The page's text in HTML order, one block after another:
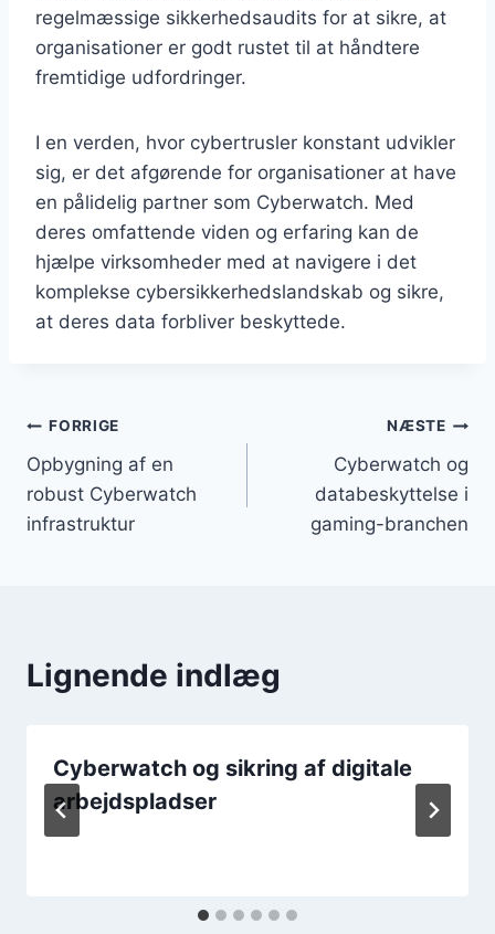
regelmæssige sikkerhedsaudits for at sikre, at
organisationer er godt rustet til at håndtere
fremtidige udfordringer.
I en verden, hvor cybertrusler konstant udvikler
sig, er det afgørende for organisationer at have
en pålidelig partner som Cyberwatch. Med
deres omfattende viden og erfaring kan de
hjælpe virksomheder med at navigere i det
komplekse cybersikkerhedslandskab og sikre,
at deres data forbliver beskyttede.
Indlægsnavigation
FORRIGE
Opbygning af en
robust Cyberwatch
infrastruktur
NÆSTE
Cyberwatch og
databeskyttelse i
gaming-branchen
Lignende indlæg
Cyberwatch og sikring af digitale
arbejdspladser